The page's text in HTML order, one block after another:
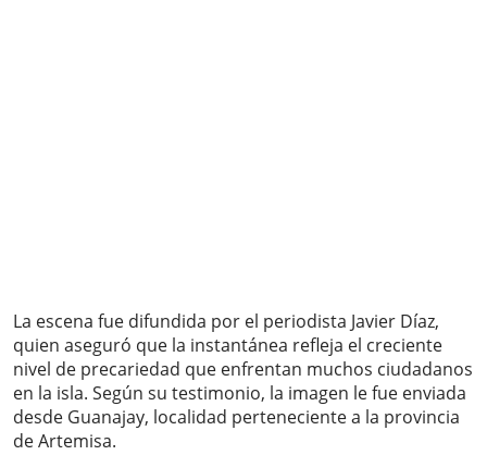
La escena fue difundida por el periodista Javier Díaz,
quien aseguró que la instantánea refleja el creciente
nivel de precariedad que enfrentan muchos ciudadanos
en la isla. Según su testimonio, la imagen le fue enviada
desde Guanajay, localidad perteneciente a la provincia
de Artemisa.